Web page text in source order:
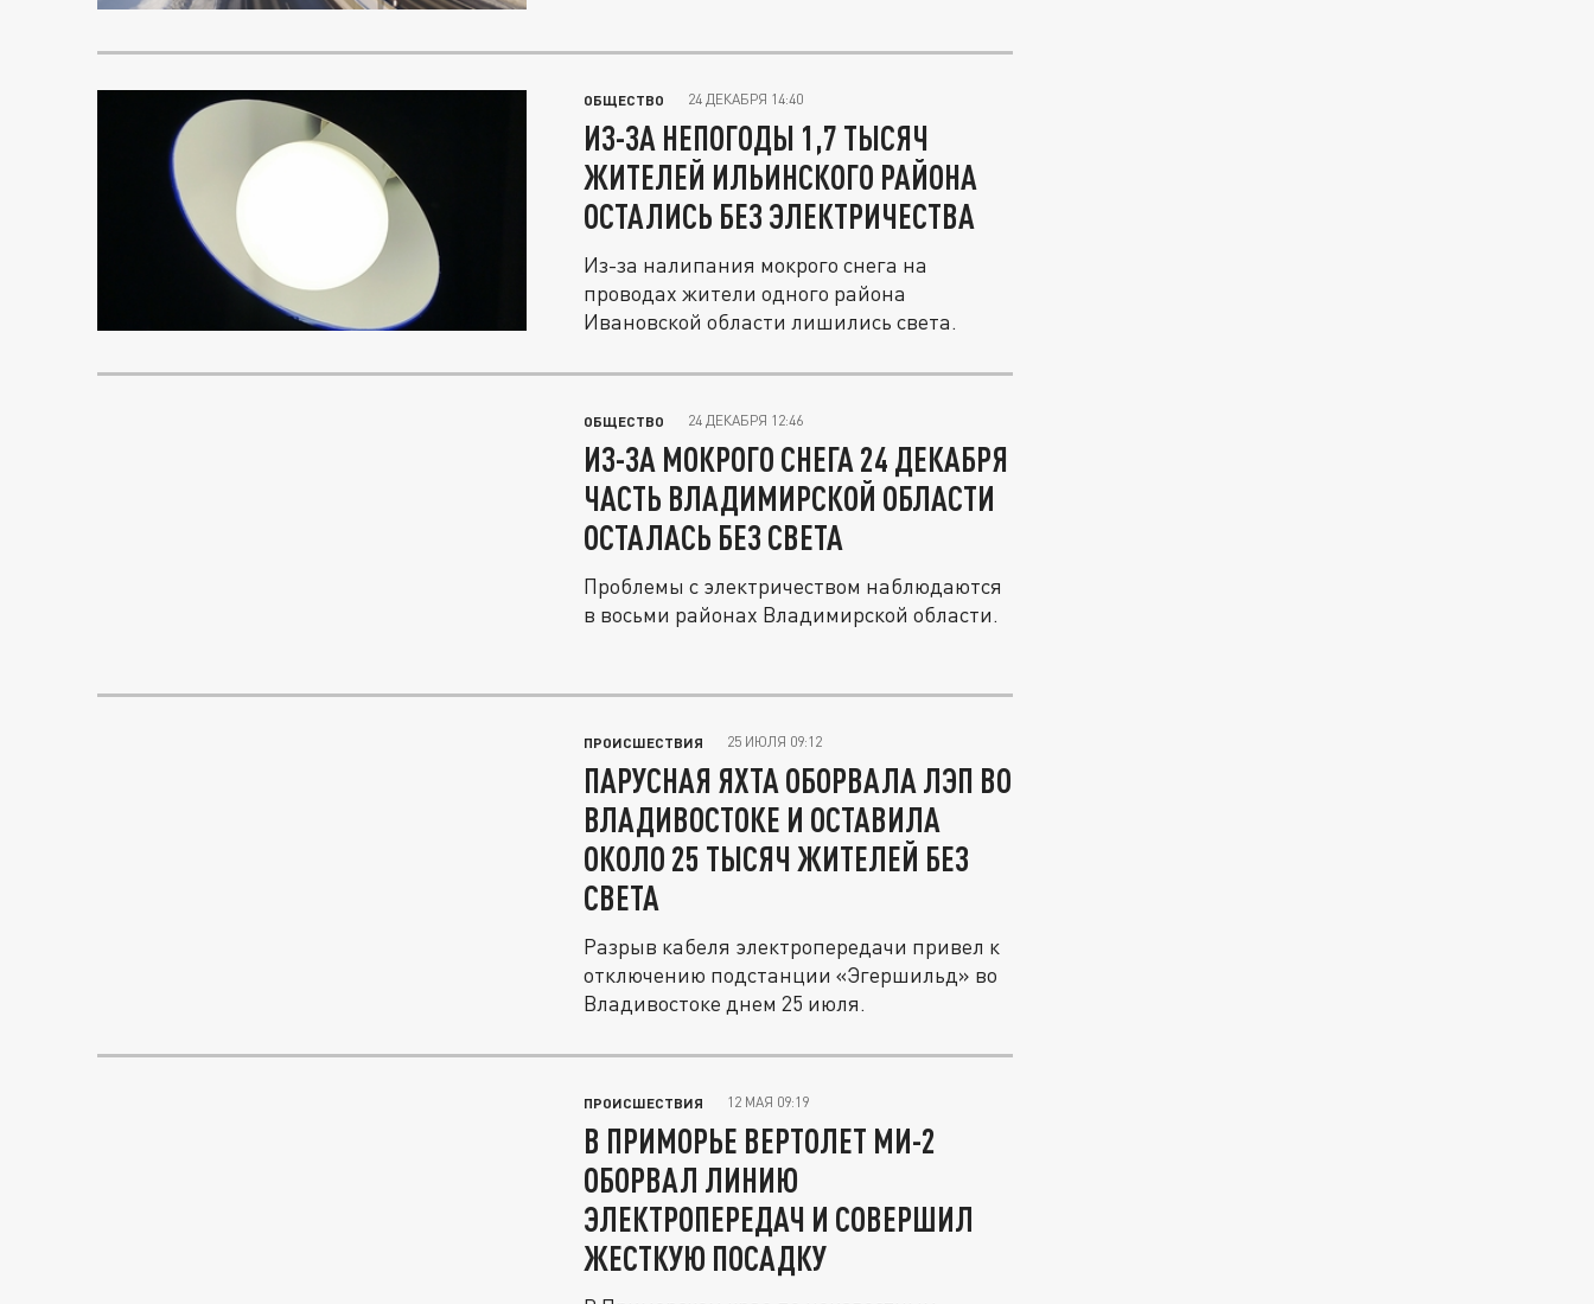
ОБЩЕСТВО 24 ДЕКАБРЯ 14:40
ИЗ-ЗА НЕПОГОДЫ 1,7 ТЫСЯЧ
ЖИТЕЛЕЙ ИЛЬИНСКОГО РАЙОНА
ОСТАЛИСЬ БЕЗ ЭЛЕКТРИЧЕСТВА
Из-за налипания мокрого снега на
проводах жители одного района
Ивановской области лишились света.
ОБЩЕСТВО 24 ДЕКАБРЯ 12:46
ИЗ-ЗА МОКРОГО СНЕГА 24 ДЕКАБРЯ
ЧАСТЬ ВЛАДИМИРСКОЙ ОБЛАСТИ
ОСТАЛАСЬ БЕЗ СВЕТА
Проблемы с электричеством наблюдаются
в восьми районах Владимирской области.
ПРОИСШЕСТВИЯ 25 ИЮЛЯ 09:12
ПАРУСНАЯ ЯХТА ОБОРВАЛА ЛЭП ВО
ВЛАДИВОСТОКЕ И ОСТАВИЛА
ОКОЛО 25 ТЫСЯЧ ЖИТЕЛЕЙ БЕЗ
СВЕТА
Разрыв кабеля электропередачи привел к
отключению подстанции «Эгершильд» во
Владивостоке днем 25 июля.
ПРОИСШЕСТВИЯ 12 МАЯ 09:19
В ПРИМОРЬЕ ВЕРТОЛЕТ МИ-2
ОБОРВАЛ ЛИНИЮ
ЭЛЕКТРОПЕРЕДАЧ И СОВЕРШИЛ
ЖЕСТКУЮ ПОСАДКУ